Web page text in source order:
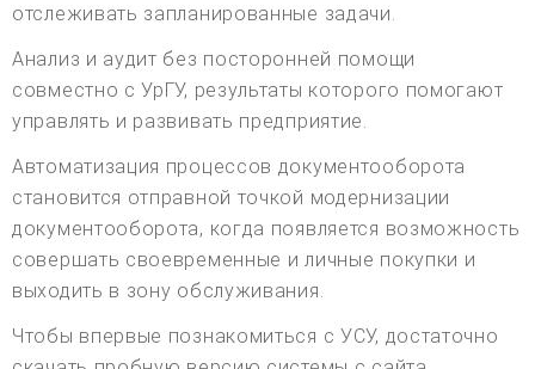
отслеживать запланированные задачи.
Анализ и аудит без посторонней помощи
совместно с УрГУ, результаты которого помогают
управлять и развивать предприятие.
Автоматизация процессов документооборота
становится отправной точкой модернизации
документооборота, когда появляется возможность
совершать своевременные и личные покупки и
выходить в зону обслуживания.
Чтобы впервые познакомиться с УСУ, достаточно